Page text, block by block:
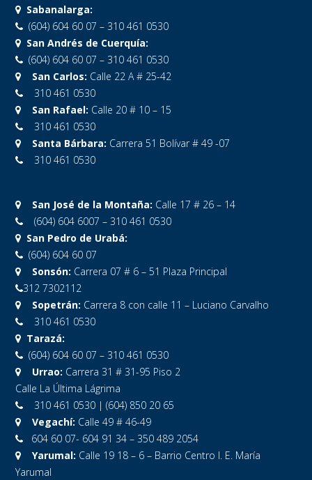
Sabanalarga:
(604) 604 60 07 – 310 461 0530
San Andrés de Cuerquía:
(604) 604 60 07 – 310 461 0530
San Carlos: Calle 22 A # 25-42
310 461 0530
San Rafael: Calle 20 # 10 – 15
310 461 0530
Santa Bárbara: Carrera 51 Bolívar # 49 -07
310 461 0530
San José de la Montaña: Calle 17 # 26 – 14
(604) 604 6007 – 310 461 0530
San Pedro de Urabá:
(604) 604 60 07
Sonsón: Carrera 07 # 6 – 51 Plaza Principal
312 7302112
Sopetrán: Carrera 8 con calle 11 – Luciano Carvalho
310 461 0530
Tarazá:
(604) 604 60 07 – 310 461 0530
Urrao: Carrera 31 # 31-95 Piso 2
Calle La Última Lágrima
310 461 0530 | (604) 850 20 65
Vegachí: Calle 49 # 46-49
604 60 07- 604 91 34 – 350 489 2054
Yarumal: Calle 19 18 – 6 – Barrio Centro I. E. María
Yarumal